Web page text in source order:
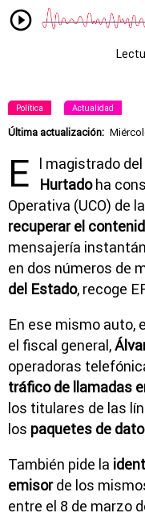
Política Actualidad
Última actualización:
E l magistrado
Hurtadoha
Operativa (UCO) de
recuperar el
mensajería
en dos números de
del Estado, recoge
En ese mismo auto,
el fiscal general,
operadoras
tráfico de llamadas
los titulares de las
los paquetes de
También pide la
emisorde los
entre el 8 de marzo